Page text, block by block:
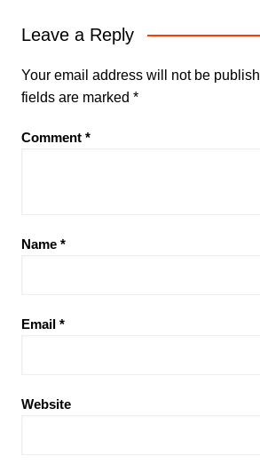
Leave a Reply
Your email address will not be
fields are marked *
Comment *
Name *
Email *
Website